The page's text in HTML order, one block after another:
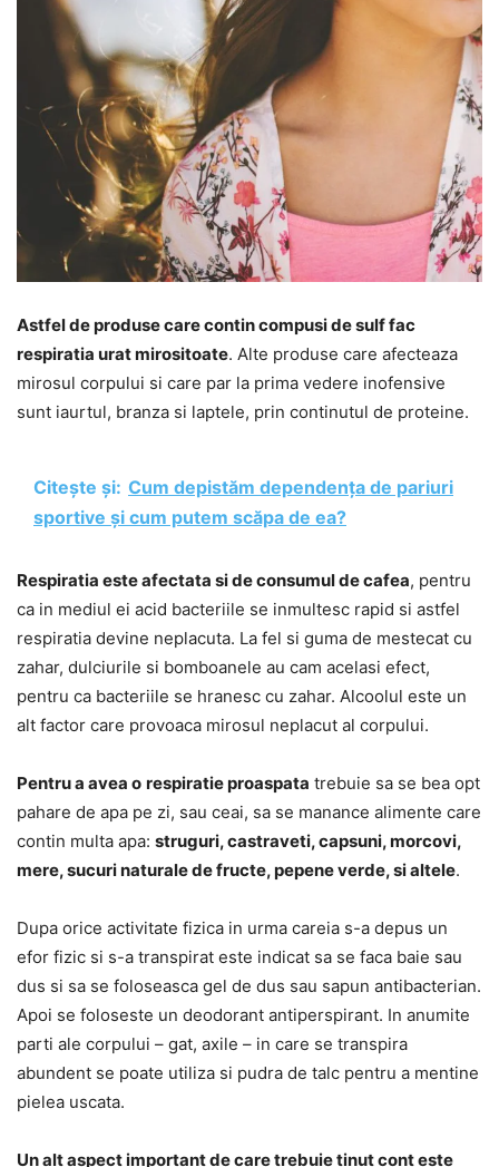
Astfel de produse care contin compusi de sulf fac
respiratia urat mirositoate. Alte produse care afecteaza
mirosul corpului si care par la prima vedere inofensive
sunt iaurtul, branza si laptele, prin continutul de proteine.
Citește și: Cum depistăm dependența de pariuri
sportive și cum putem scăpa de ea?
Respiratia este afectata si de consumul de cafea, pentru
ca in mediul ei acid bacteriile se inmultesc rapid si astfel
respiratia devine neplacuta. La fel si guma de mestecat cu
zahar, dulciurile si bomboanele au cam acelasi efect,
pentru ca bacteriile se hranesc cu zahar. Alcoolul este un
alt factor care provoaca mirosul neplacut al corpului.
Pentru a avea o respiratie proaspata trebuie sa se bea opt
pahare de apa pe zi, sau ceai, sa se manance alimente care
contin multa apa: struguri, castraveti, capsuni, morcovi,
mere, sucuri naturale de fructe, pepene verde, si altele.
Dupa orice activitate fizica in urma careia s-a depus un
efor fizic si s-a transpirat este indicat sa se faca baie sau
dus si sa se foloseasca gel de dus sau sapun antibacterian.
Apoi se foloseste un deodorant antiperspirant. In anumite
parti ale corpului – gat, axile – in care se transpira
abundent se poate utiliza si pudra de talc pentru a mentine
pielea uscata.
Un alt aspect important de care trebuie tinut cont este